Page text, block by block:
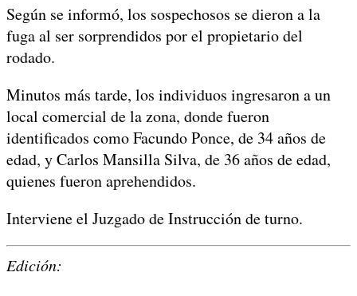
Según se informó, los sospechosos se dieron a la
fuga al ser sorprendidos por el propietario del
rodado.
Minutos más tarde, los individuos ingresaron a un
local comercial de la zona, donde fueron
identificados como Facundo Ponce, de 34 años de
edad, y Carlos Mansilla Silva, de 36 años de edad,
quienes fueron aprehendidos.
Interviene el Juzgado de Instrucción de turno.
Edición: